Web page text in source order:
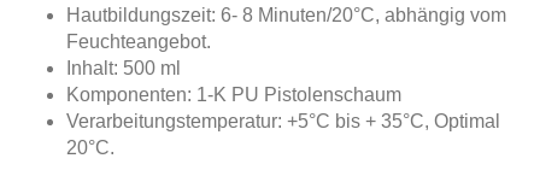
Hautbildungszeit: 6- 8 Minuten/20°C, abhängig vom
Feuchteangebot.
Inhalt: 500 ml
Komponenten: 1-K PU Pistolenschaum
Verarbeitungstemperatur: +5°C bis + 35°C, Optimal
20°C.